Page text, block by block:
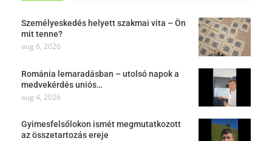
Személyeskedés helyett szakmai vita – Ön
mit tenne?
aug 6, 2026
Románia lemaradásban – utolsó napok a
medvekérdés uniós…
aug 4, 2026
Gyimesfelsőlokon ismét megmutatkozott
az összetartozás ereje